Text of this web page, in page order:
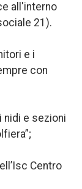
all'interno
21).
e i
con
nidi e sezioni
Centro